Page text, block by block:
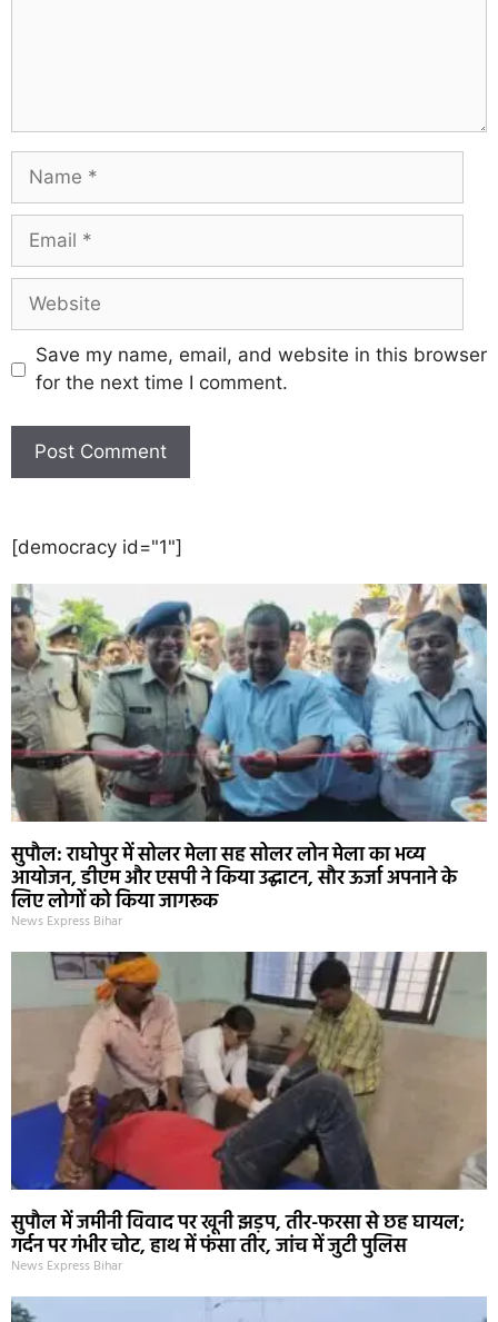
Save my name, email, and website in this browser
for the next time I comment.
[democracy id="1"]
सुपौल: राघोपुर में सोलर मेला सह सोलर लोन मेला का भव्य
आयोजन, डीएम और एसपी ने किया उद्घाटन, सौर ऊर्जा अपनाने के
लिए लोगों को किया जागरूक
News Express Bihar
सुपौल में जमीनी विवाद पर खूनी झड़प, तीर-फरसा से छह घायल;
गर्दन पर गंभीर चोट, हाथ में फंसा तीर, जांच में जुटी पुलिस
News Express Bihar